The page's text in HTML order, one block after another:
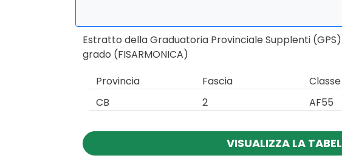
Estratto della Graduatoria Provinciale Supplenti
grado (FISARMONICA)
Provincia
Fascia
CB
2 AF55
VISUALIZZA LA